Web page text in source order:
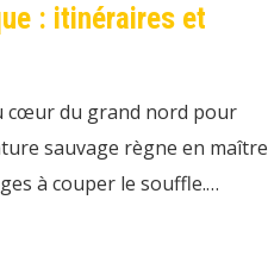
: itinéraires et
cœur du grand nord pour
sauvage règne en maître
à couper le souffle.…